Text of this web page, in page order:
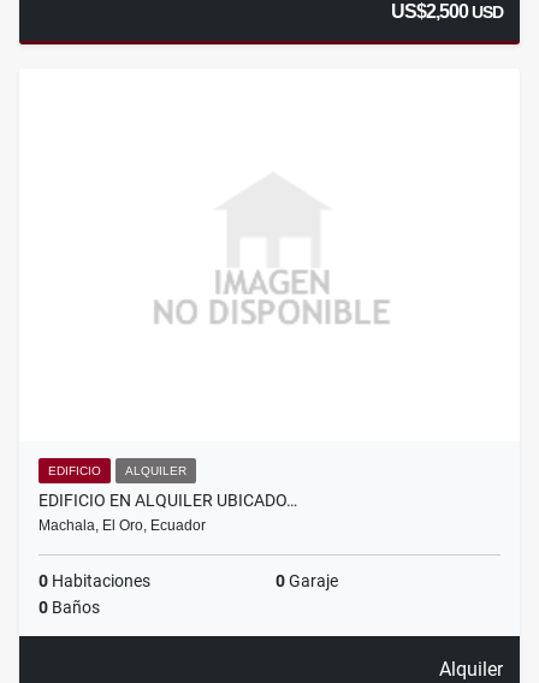
US$2,500USD
EDIFICIO ALQUILER
EDIFICIO EN ALQUILER UBICADO…
Machala, El Oro, Ecuador
0 Habitaciones 0Garaje
0 Baños
Alquiler